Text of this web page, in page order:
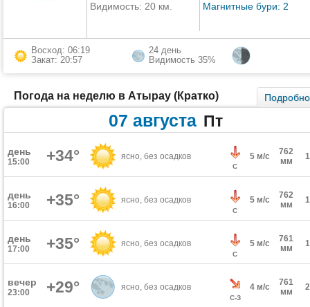
Видимость: 20 км.
Магнитные бури: 2
Восход: 06:19
Закат: 20:57
24 день
Видимость 35%
Погода на неделю в Атырау (Кратко) Подробно
07 августа Пт
день
15:00 +34° ясно, без осадков
С
5 м/с
762
мм
день
16:00 +35° ясно, без осадков
С
5 м/с
762
мм
день
17:00 +35° ясно, без осадков
С
5 м/с
761
мм
вечер
23:00 +29° ясно, без осадков
С-З
4 м/с
761
мм